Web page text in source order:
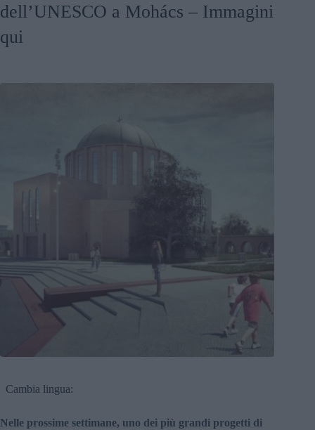
dell’UNESCO a Mohács – Immagini
qui
Cambia lingua:
Nelle prossime settimane, uno dei più grandi progetti di